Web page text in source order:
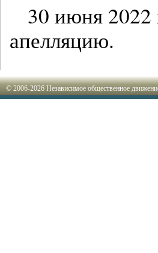
30 июня 2022
апелляцию.
© 2006-2026 Независимое общественное